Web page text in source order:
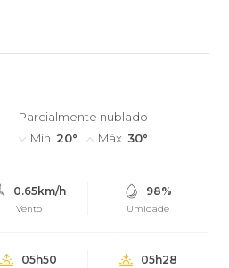
Parcialmente nublado
Mín. 20° Máx. 30°
0.65km/h
Vento
98%
Umidade
05h50 05h28